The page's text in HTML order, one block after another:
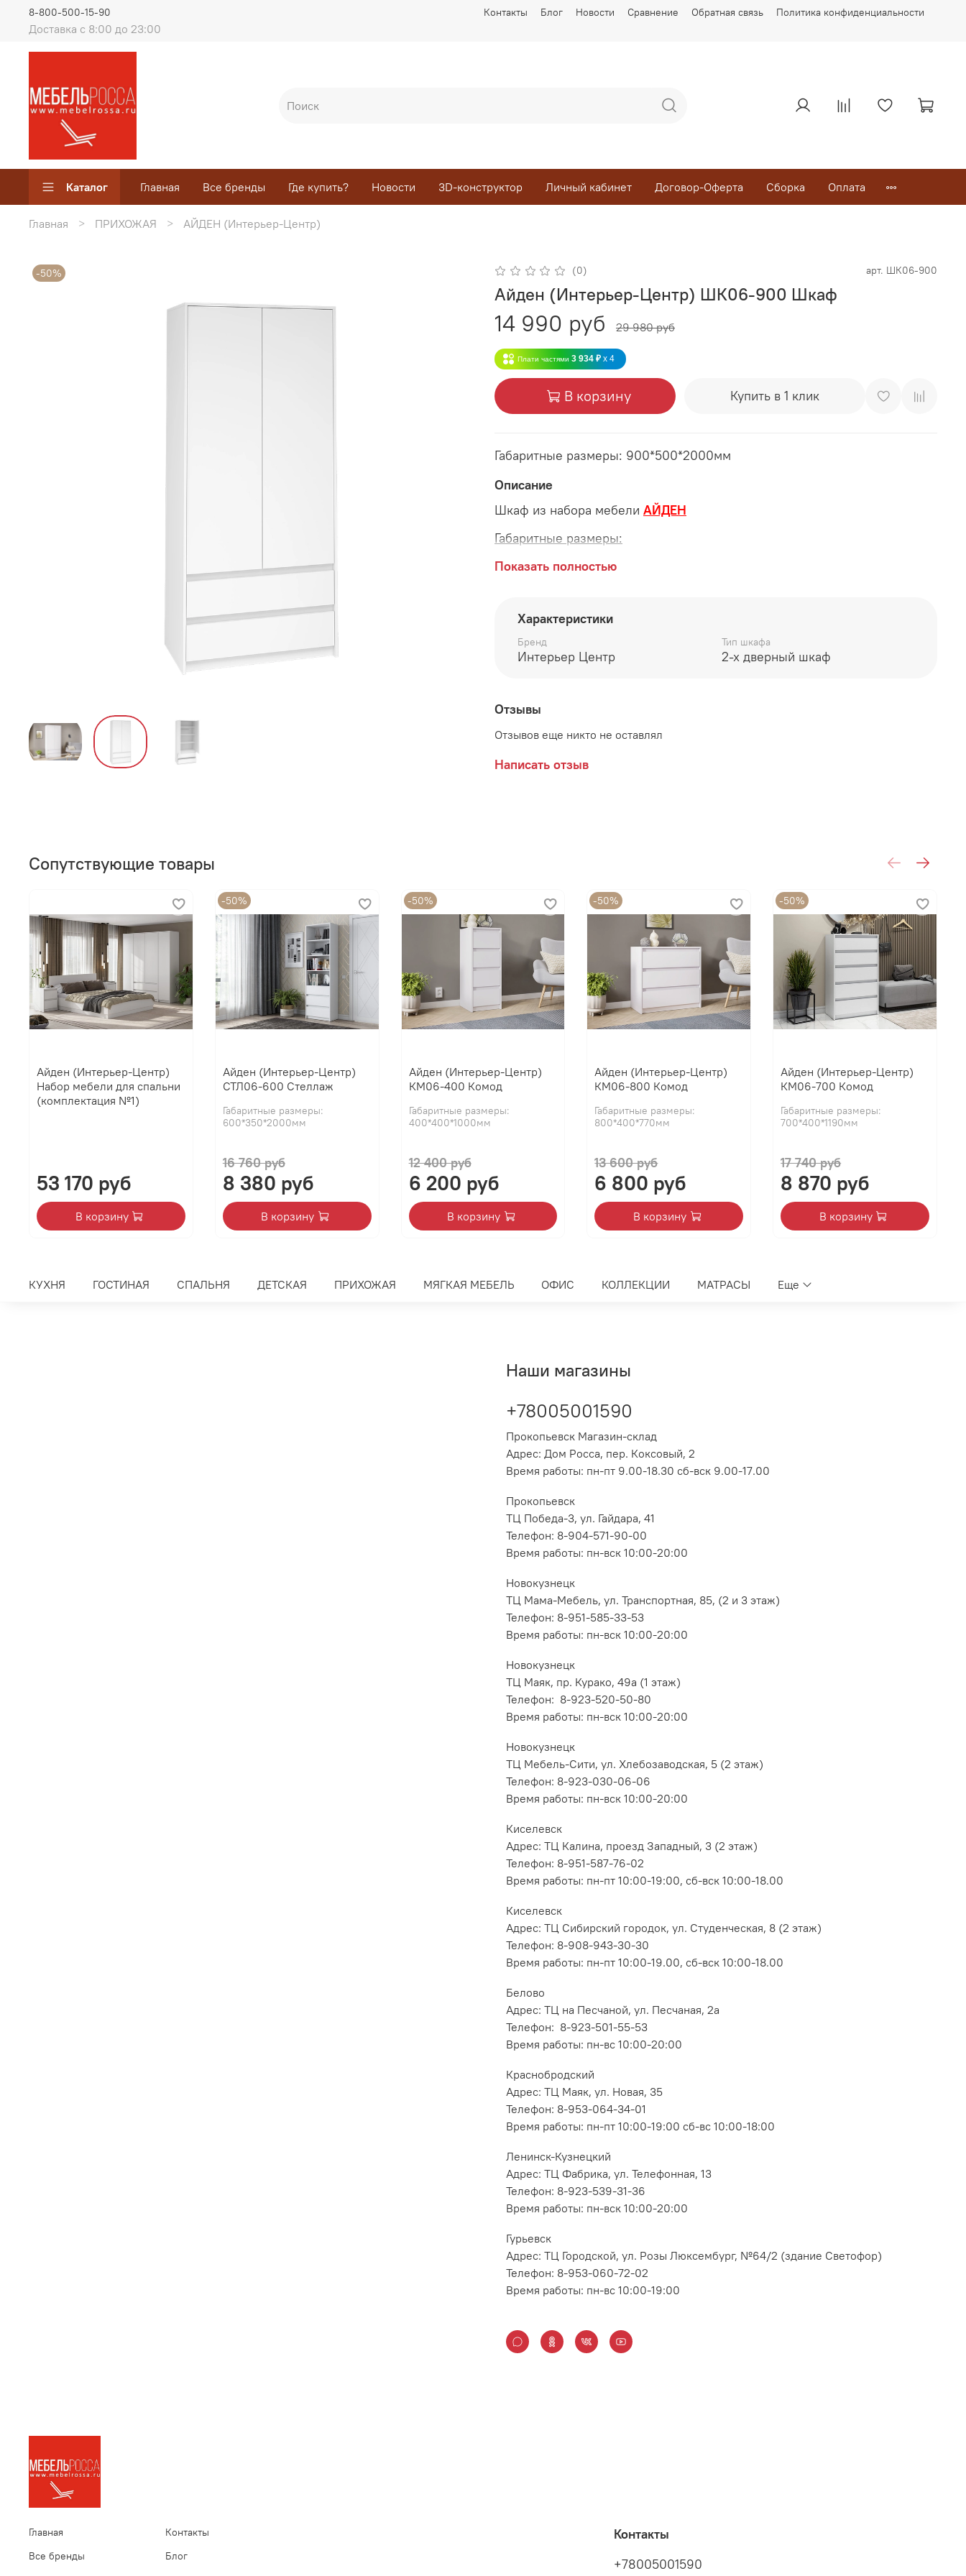
Контакты Блог Новости Сравнение Обратная связь Политика конфиденциальности
Доставка с 8:00 до 23:00
8-800-500-15-90
Каталог Главная Все бренды Где купить? Новости 3D-конструктор Личный кабинет Договор-Оферта Сборка Оплата
Главная ПРИХОЖАЯ АЙДЕН (Интерьер-Центр)
-50% (0) арт. ШК06-900
Айден (Интерьер-Центр) ШК06-900 Шкаф
14 990 руб 29 980 руб
Плати частями 3 934 ₽ x 4
В корзину Купить в 1 клик
Габаритные размеры: 900*500*2000мм
Описание
Шкаф из набора мебели АЙДЕН
Габаритные размеры:
длина 900 мм
высота 2000 мм
Цвет и материалы:
Производитель:
Мебельная фабрика ИНТЕРЬЕР ЦЕНТР
Показать полностью
Характеристики
Бренд
Интерьер Центр
Тип шкафа
2-х дверный шкаф
Отзывы
Отзывов еще никто не оставлял
Написать отзыв
Сопутствующие товары
Айден (Интерьер-Центр)
Набор мебели для спальни
(комплектация №1)
53 170 руб
В корзину
-50%
Айден (Интерьер-Центр)
СТЛ06-600 Стеллаж
Габаритные размеры:
600*350*2000мм
16 760 руб
8 380 руб
В корзину
-50%
Айден (Интерьер-Центр)
КМ06-400 Комод
Габаритные размеры:
400*400*1000мм
12 400 руб
6 200 руб
В корзину
-50%
Айден (Интерьер-Центр)
КМ06-800 Комод
Габаритные размеры:
800*400*770мм
13 600 руб
6 800 руб
В корзину
-50%
Айден (Интерьер-Центр)
КМ06-700 Комод
Габаритные размеры:
700*400*1190мм
17 740 руб
8 870 руб
В корзину
КУХНЯ ГОСТИНАЯ СПАЛЬНЯ ДЕТСКАЯ ПРИХОЖАЯ МЯГКАЯ МЕБЕЛЬ ОФИС КОЛЛЕКЦИИ МАТРАСЫ Еще
Наши магазины
+78005001590
Прокопьевск Магазин-склад
Адрес: Дом Росса, пер. Коксовый, 2
Время работы: пн-пт 9.00-18.30 сб-вск 9.00-17.00
Прокопьевск
ТЦ Победа-3, ул. Гайдара, 41
Телефон: 8-904-571-90-00
Время работы: пн-вск 10:00-20:00
Новокузнецк
ТЦ Мама-Мебель, ул. Транспортная, 85, (2 и 3 этаж)
Телефон: 8-951-585-33-53
Время работы: пн-вск 10:00-20:00
Новокузнецк
ТЦ Маяк, пр. Курако, 49а (1 этаж)
Телефон: 8-923-520-50-80
Время работы: пн-вск 10:00-20:00
Новокузнецк
ТЦ Мебель-Сити, ул. Хлебозаводская, 5 (2 этаж)
Телефон: 8-923-030-06-06
Время работы: пн-вск 10:00-20:00
Киселевск
Адрес: ТЦ Калина, проезд Западный, 3 (2 этаж)
Телефон: 8-951-587-76-02
Время работы: пн-пт 10:00-19:00, сб-вск 10:00-18.00
Киселевск
Адрес: ТЦ Сибирский городок, ул. Студенческая, 8 (2 этаж)
Телефон: 8-908-943-30-30
Время работы: пн-пт 10:00-19.00, сб-вск 10:00-18.00
Белово
Адрес: ТЦ на Песчаной, ул. Песчаная, 2а
Телефон: 8-923-501-55-53
Время работы: пн-вс 10:00-20:00
Краснобродский
Адрес: ТЦ Маяк, ул. Новая, 35
Телефон: 8-953-064-34-01
Время работы: пн-пт 10:00-19:00 сб-вс 10:00-18:00
Ленинск-Кузнецкий
Адрес: ТЦ Фабрика, ул. Телефонная, 13
Телефон: 8-923-539-31-36
Время работы: пн-вск 10:00-20:00
Гурьевск
Адрес: ТЦ Городской, ул. Розы Люксембург, №64/2 (здание Светофор)
Телефон: 8-953-060-72-02
Время работы: пн-вс 10:00-19:00
Главная
Все бренды
Контакты
Блог
Контакты
+78005001590